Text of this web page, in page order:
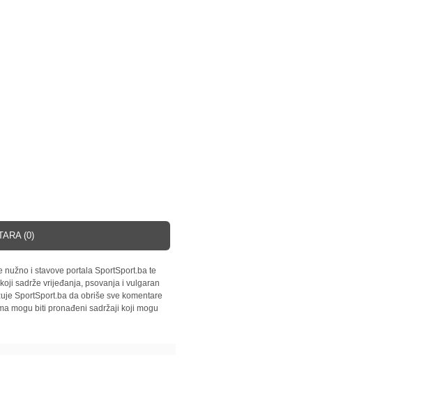
(0)
i stavove portala SportSport.ba te
sadrže vrijeđanja, psovanja i vulgaran
SportSport.ba da obriše sve komentare
mogu biti pronađeni sadržaji koji mogu